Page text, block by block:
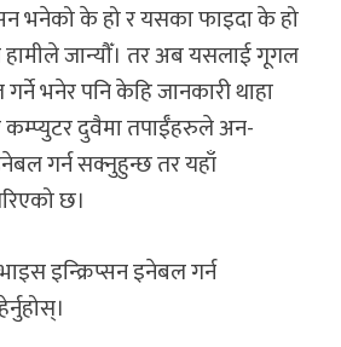
भनेको के हो र यसका फाइदा के हो
हामीले जान्यौँ। तर अब यसलाई गूगल
भनेर पनि केहि जानकारी थाहा
कम्प्युटर दुवैमा तपाईँहरुले अन-
गर्न सक्नुहुन्छ तर यहाँ
छ।
इन्क्रिप्सन इनेबल गर्न